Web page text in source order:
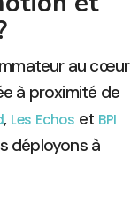
au cœur
à proximité de
, Les Echos et BPI
déployons à